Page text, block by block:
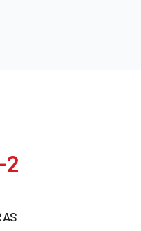
2